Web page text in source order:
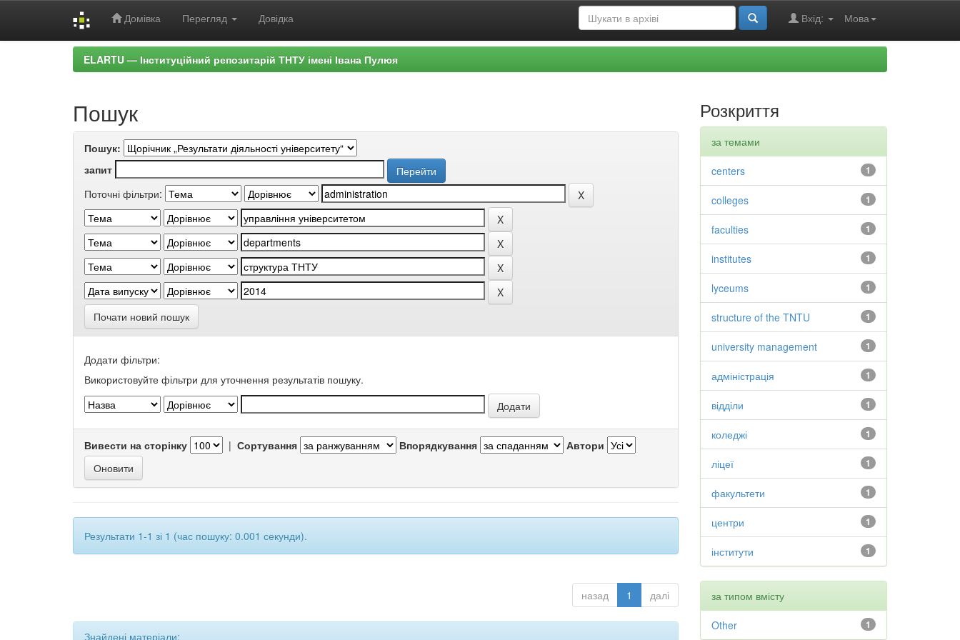
Домівка Перегляд Довідка Мова
Вхід:
ELARTU — Інституційний репозитарій ТНТУ імені Івана Пулюя
Пошук
Пошук:
запит
Поточні фільтри:
Почати новий пошук
Додати фільтри:
Використовуйте фільтри для уточнення результатів пошуку.
Вивести на сторінку | Сортування Впорядкування Автори
Результати 1-1 зі 1 (час пошуку: 0.001 секунди).
назад 1 далі
Знайдені матеріали:
Розкриття
за темами
1
centers
1
colleges
1
faculties
1
institutes
1
lyceums
1
structure of the TNTU
1
university management
1
адміністрація
1
відділи
1
коледжі
1
ліцеї
1
факультети
1
центри
1
інститути
за типом вмісту
1
Other